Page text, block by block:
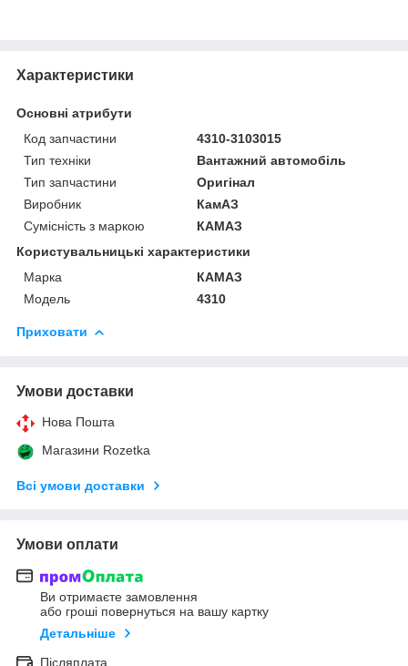
Характеристики
Основні атрибути
Код запчастини
4310-3103015
Тип техніки
Вантажний автомобіль
Тип запчастини
Оригінал
Виробник
КамАЗ
Сумісність з маркою
КАМАЗ
Користувальницькі характеристики
Марка
КАМАЗ
Модель
4310
Приховати
Умови доставки
Нова Пошта
Магазини Rozetka
Всі умови доставки
Умови оплати
Ви отримаєте замовлення
або гроші повернуться на вашу картку
Детальніше
Післяплата